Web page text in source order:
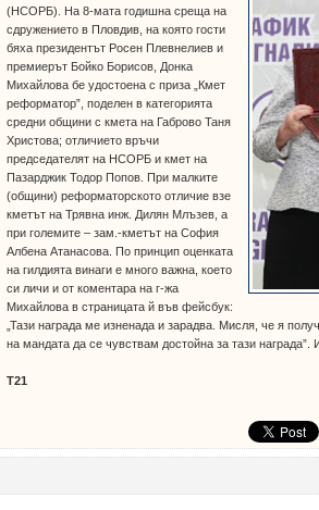
(НСОРБ). На 8-мата годишна среща на
сдружението в Пловдив, на която гости
бяха президентът Росен Плевнелиев и
премиерът Бойко Борисов, Донка
Михайлова бе удостоена с приза „Кмет
реформатор”, поделен в категорията
средни общини с кмета на Габрово Таня
Христова; отличието връчи
председателят на НСОРБ и кмет на
Пазарджик Тодор Попов. При малките
(общини) реформаторското отличие взе
кметът на Трявна инж. Дилян Млъзев, а
при големите – зам.-кметът на София
Албена Атанасова. По принцип оценката
на гилдията винаги е много важна, което
си личи и от коментара на г-жа
Михайлова в страницата й във фейсбук:
„Тази награда ме изненада и зарадва. Мисля, че я
на мандата да се чувствам достойна за тази награда”.
Т21